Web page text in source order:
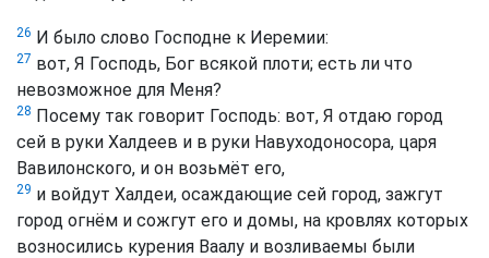
26 И было слово Господне к Иеремии:
27 вот, Я Господь, Бог всякой плоти; есть ли что
невозможное для Меня?
28 Посему так говорит Господь: вот, Я отдаю город
сей в руки Халдеев и в руки Навуходоносора, царя
Вавилонского, и он возьмёт его,
29 и войдут Халдеи, осаждающие сей город, зажгут
город огнём и сожгут его и домы, на кровлях которых
возносились курения Ваалу и возливаемы были